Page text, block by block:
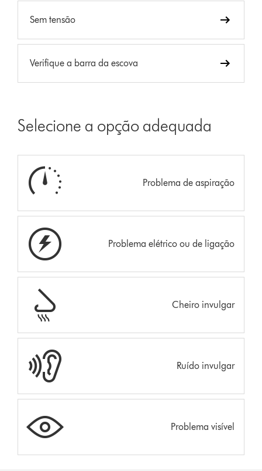
Sem tensão
Verifique a barra da escova
Selecione a opção adequada
Problema de aspiração
Problema elétrico ou de ligação
Cheiro invulgar
Ruído invulgar
Problema visível